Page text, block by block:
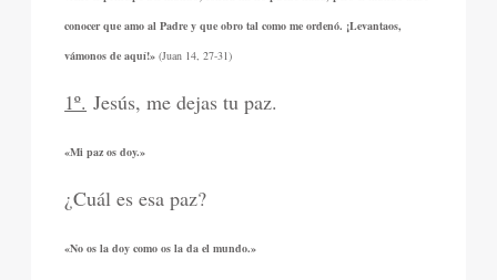
conocer que amo al Padre y que obro tal como me ordenó. ¡Levantaos,
vámonos de aquí!» (Juan 14, 27-31)
1º. Jesús, me dejas tu paz.
«Mi paz os doy.»
¿Cuál es esa paz?
«No os la doy como os la da el mundo.»